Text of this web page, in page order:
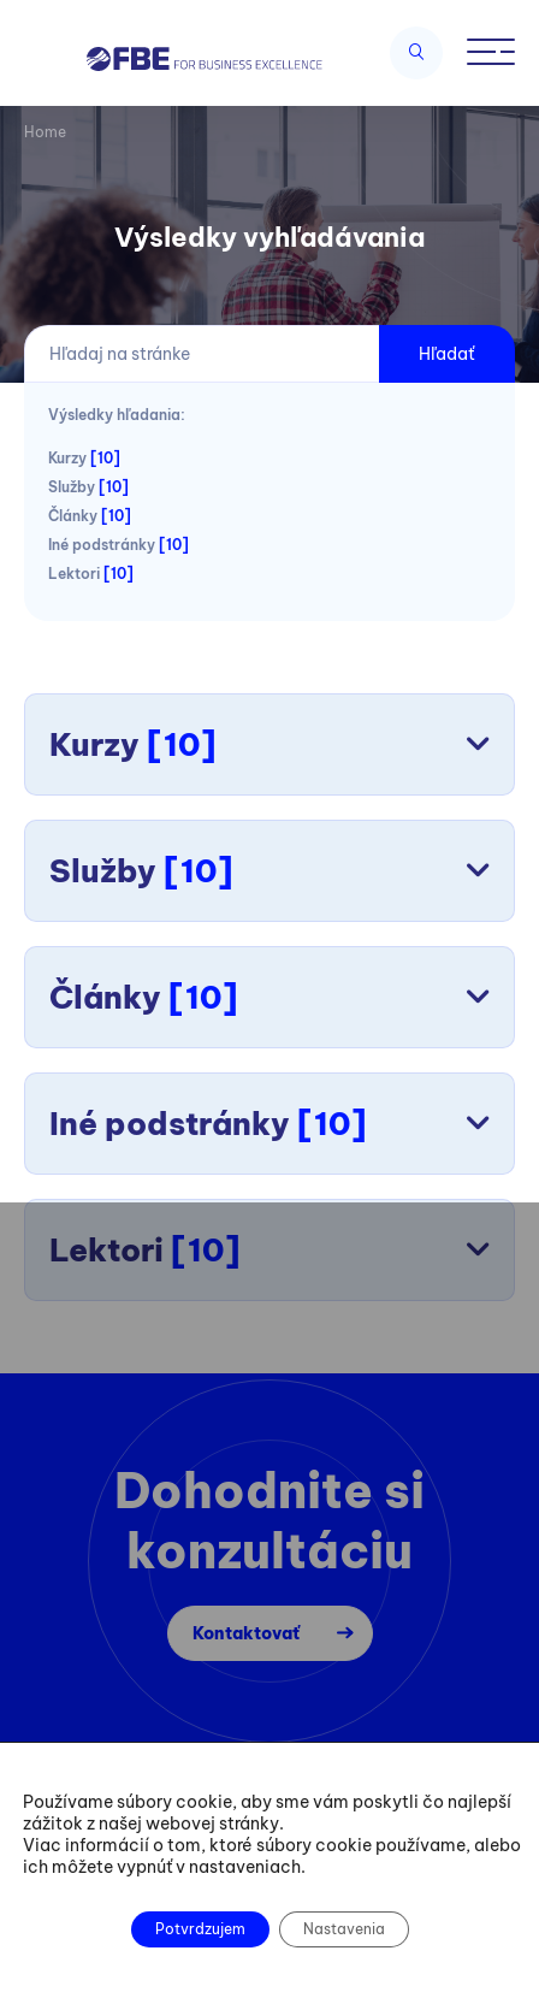
Výsledky vyhľadávania
Home
Hľadať
Výsledky hľadania:
Kurzy [10]
Služby [10]
Články [10]
Iné podstránky [10]
Lektori [10]
Kurzy [10]
Služby [10]
Články [10]
Iné podstránky [10]
Lektori [10]
Dohodnite si
konzultáciu
Kontaktovať
+421 254 418 513
Používame súbory cookie, aby sme vám poskytli čo najlepší
zážitok z našej webovej stránky.
Viac informácií o tom, ktoré súbory cookie používame, alebo
ich môžete vypnúť v nastaveniach.
Potvrdzujem Nastavenia